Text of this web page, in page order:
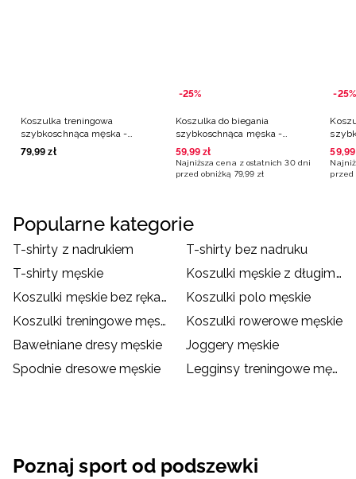
Koszulka treningowa
szybkoschnąca męska -
czarna
79,99 zł
-25%
Koszulka do biegania
szybkoschnąca męska -
niebieska
59,99 zł
Najniższa cena z ostatnich 30 dni
przed obniżką 79,99 zł
-25%
59,99
przed
Popularne kategorie
T-shirty z nadrukiem
T-shirty bez nadruku
T-shirty męskie
Koszulki męskie z długim rękawem
Koszulki męskie bez rękawów
Koszulki polo męskie
Koszulki treningowe męskie
Koszulki rowerowe męskie
Bawełniane dresy męskie
Joggery męskie
Spodnie dresowe męskie
Legginsy treningowe męskie
Poznaj sport od podszewki